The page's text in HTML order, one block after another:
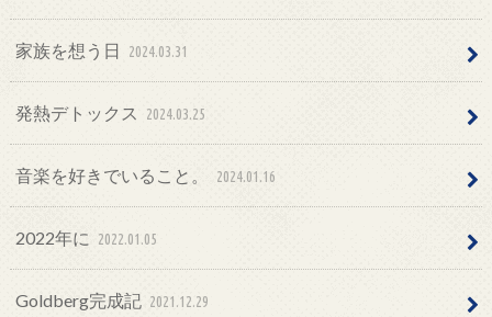
家族を想う日 2024.03.31
発熱デトックス 2024.03.25
音楽を好きでいること。 2024.01.16
2022年に 2022.01.05
Goldberg完成記 2021.12.29